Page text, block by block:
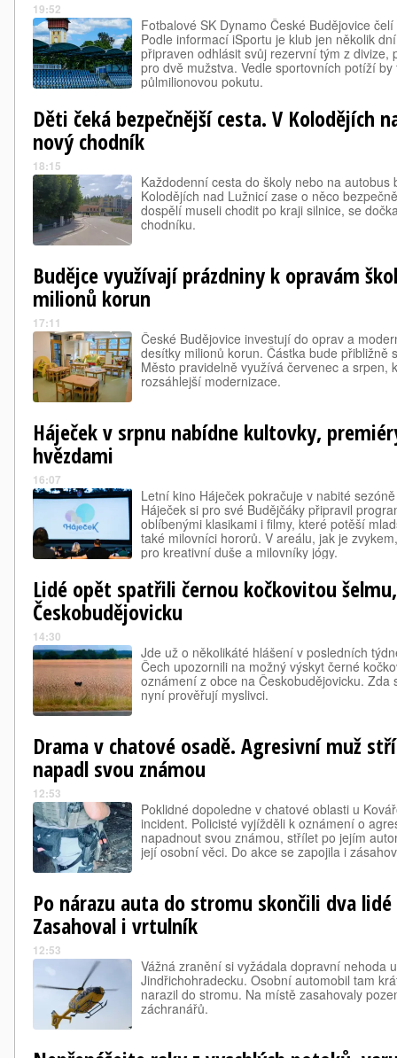
19:52
Fotbalové SK Dynamo České Budějovice
Podle informací iSportu je klub jen několik
připraven odhlásit svůj rezervní tým z divize,
pro dvě mužstva. Vedle sportovních potíží
půlmilionovou pokutu.
Děti čeká bezpečnější cesta. V Kolodějích
nový chodník
18:15
Každodenní cesta do školy nebo na autobus
Kolodějích nad Lužnicí zase o něco
dospělí museli chodit po kraji silnice, se
chodníku.
Budějce využívají prázdniny k opravám
milionů korun
17:11
České Budějovice investují do oprav a
desítky milionů korun. Částka bude přibližně
Město pravidelně využívá červenec a srpen,
rozsáhlejší modernizace.
Háječek v srpnu nabídne kultovky,
hvězdami
16:07
Letní kino Háječek pokračuje v nabité
Háječek si pro své Budějčáky připravil
oblíbenými klasikami i filmy, které potěší
také milovníci hororů. V areálu, jak je
pro kreativní duše a milovníky jógy.
Lidé opět spatřili černou kočkovitou
Českobudějovicku
14:30
Jde už o několikáté hlášení v posledních
Čech upozornili na možný výskyt černé
oznámení z obce na Českobudějovicku. Zda
nyní prověřují myslivci.
Drama v chatové osadě. Agresivní muž
napadl svou známou
12:53
Poklidné dopoledne v chatové oblasti u
incident. Policisté vyjížděli k oznámení o
napadnout svou známou, střílet po jejím
její osobní věci. Do akce se zapojila i
Po nárazu auta do stromu skončili dva
Zasahoval i vrtulník
12:53
Vážná zranění si vyžádala dopravní nehoda
Jindřichohradecku. Osobní automobil tam
narazil do stromu. Na místě zasahovaly
záchranářů.